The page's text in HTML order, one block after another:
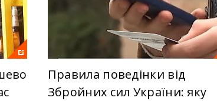
Правила поведінки від
Збройних сил України: яку